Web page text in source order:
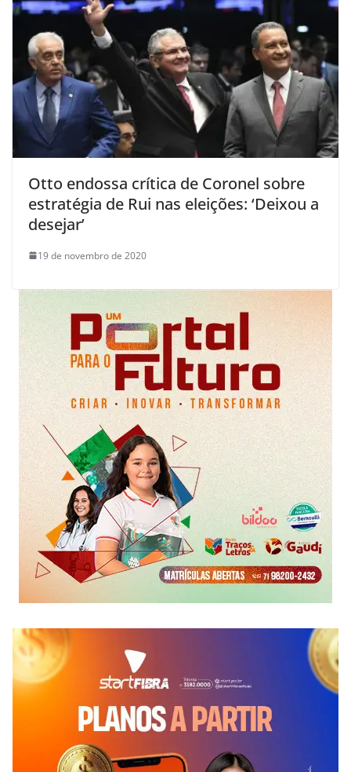
Otto endossa crítica de Coronel sobre
estratégia de Rui nas eleições: ‘Deixou a
desejar’
19 de novembro de 2020